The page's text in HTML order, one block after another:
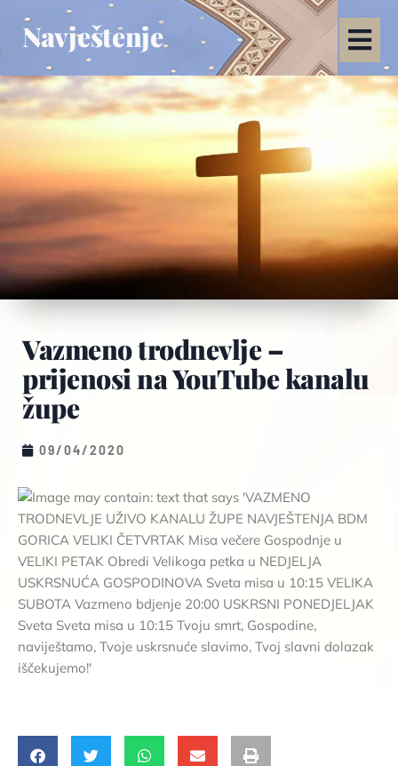
Navještenje
Vazmeno trodnevlje –
prijenosi na YouTube kanalu
župe
09/04/2020